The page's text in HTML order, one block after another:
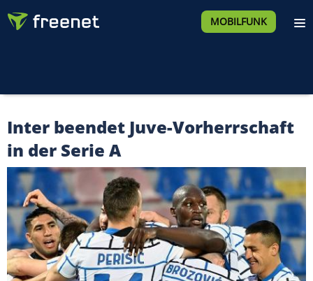
MOBILFUNK
Inter beendet Juve-Vorherrschaft
in der Serie A